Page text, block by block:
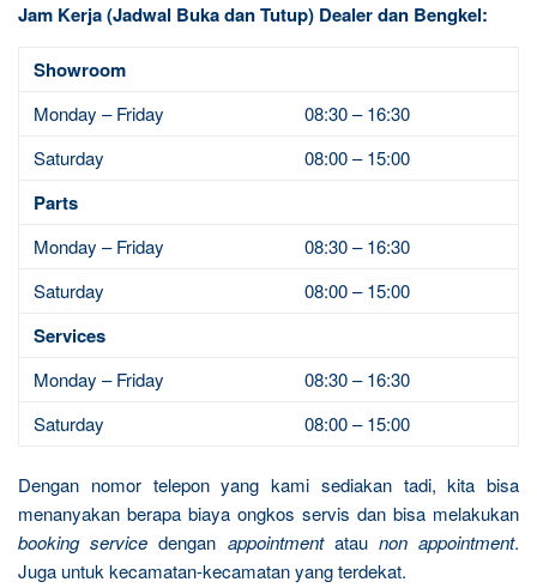
Jam Kerja (Jadwal Buka dan Tutup) Dealer dan Bengkel:
Showroom
Monday – Friday
08:30 – 16:30
Saturday
08:00 – 15:00
Parts
Monday – Friday
08:30 – 16:30
Saturday
08:00 – 15:00
Services
Monday – Friday
08:30 – 16:30
Saturday
08:00 – 15:00
Dengan nomor telepon yang kami sediakan tadi, kita bisa
menanyakan berapa biaya ongkos servis dan bisa melakukan
booking service dengan appointmentatau non appointment.
Juga untuk kecamatan-kecamatan yang terdekat.